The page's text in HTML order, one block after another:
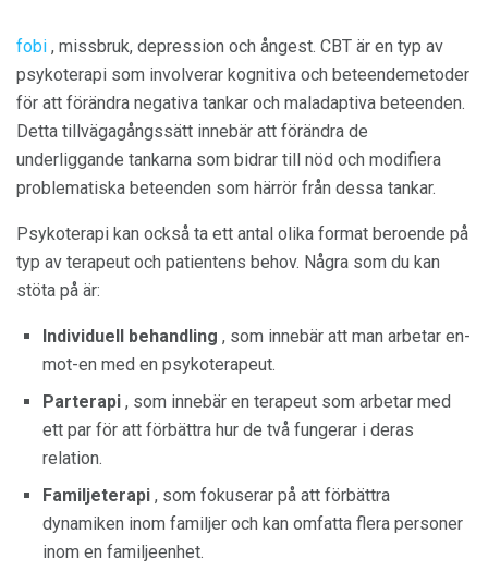
fobi , missbruk, depression och ångest. CBT är en typ av
psykoterapi som involverar kognitiva och beteendemetoder
för att förändra negativa tankar och maladaptiva beteenden.
Detta tillvägagångssätt innebär att förändra de
underliggande tankarna som bidrar till nöd och modifiera
problematiska beteenden som härrör från dessa tankar.
Psykoterapi kan också ta ett antal olika format beroende på
typ av terapeut och patientens behov. Några som du kan
stöta på är:
Individuell behandling , som innebär att man arbetar en-
mot-en med en psykoterapeut.
Parterapi , som innebär en terapeut som arbetar med
ett par för att förbättra hur de två fungerar i deras
relation.
Familjeterapi , som fokuserar på att förbättra
dynamiken inom familjer och kan omfatta flera personer
inom en familjeenhet.